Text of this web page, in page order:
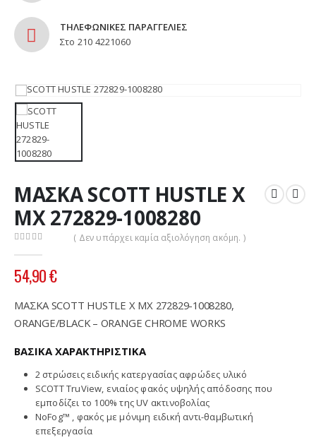
ΤΗΛΕΦΩΝΙΚΕΣ ΠΑΡΑΓΓΕΛΙΕΣ
Στο 210 4221060
ΜΑΣΚΑ SCOTT HUSTLE X
MX 272829-1008280
( Δεν υπάρχει καμία αξιολόγηση ακόμη. )
54,90€
ΜΑΣΚΑ SCOTT HUSTLE X MX 272829-1008280,
ORANGE/BLACK – ORANGE CHROME WORKS
ΒΑΣΙΚΑ ΧΑΡΑΚΤΗΡΙΣΤΙΚΑ
2 στρώσεις ειδικής κατεργασίας αφρώδες υλικό
SCOTT TruView, ενιαίος φακός υψηλής απόδοσης που
εμποδίζει το 100% της UV ακτινοβολίας
NoFog™ , φακός με μόνιμη ειδική αντι-θαμβωτική
επεξεργασία